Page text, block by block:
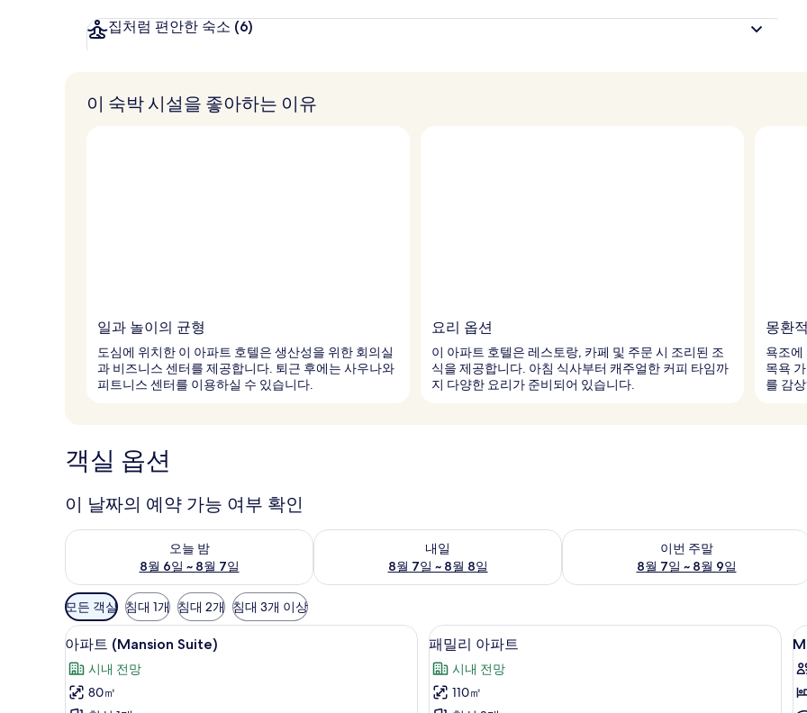
집처럼 편안한 숙소 (6)
이 숙박 시설을 좋아하는 이유
일과 놀이의 균형
도심에 위치한 이 아파트 호텔은 생산성을 위한 회의실
과 비즈니스 센터를 제공합니다. 퇴근 후에는 사우나와
피트니스 센터를 이용하실 수 있습니다.
요리 옵션
이 아파트 호텔은 레스토랑, 카페 및 주문 시 조리된 조
식을 제공합니다. 아침 식사부터 캐주얼한 커피 타임까
지 다양한 요리가 준비되어 있습니다.
몽환
욕조에
목욕
를 감
객실 옵션
이 날짜의 예약 가능 여부 확인
오늘 밤
8월 6일 ~ 8월 7일
오늘 밤 예약 가능 여부 확인, 8월 6일 ~ 8월 7일
내일
8월 7일 ~ 8월 8일
내일 예약 가능 여부 확인, 8월 7일 ~ 8월 8일
이번 주말
8월 7일 ~ 8월 9일
이번 주말 예약 가능 여부 확인, 8월 7일
객
실
에
사
용
가
모든 객실 침대 1개 침대 2개 침대 3개 이상
아
파
트
(Mansion
아파트 (Mansion Suite) | 거실 공간 | 케이블 채널 시청이 가능한 48인치 평면 TV, TV, DVD 플레이어
20
아파트 (Mansion Suite)
시내 전망
80㎡
패
밀
리
아
패밀리 아파트 | 거실 공간 | 케이블 채
24
패밀리 아파트
시내 전망
110㎡